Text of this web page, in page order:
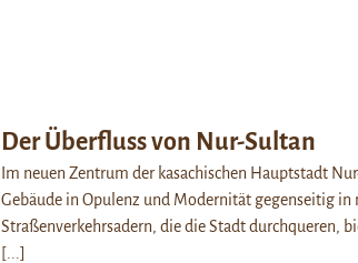
Der Überfluss von Nur-Sultan
Im neuen Zentrum der kasachischen Hauptstadt
Gebäude in Opulenz und Modernität gegenseitig in
Straßenverkehrsadern, die die Stadt durchqueren,
[...]